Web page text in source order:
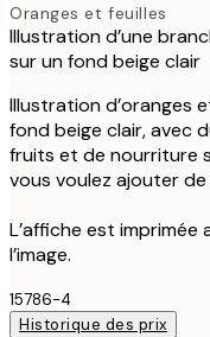
Oranges et feuilles
Illustration d’une
sur un fond beige clair
Illustration d’oranges
fond beige clair, avec
fruits et de nourriture
vous voulez ajouter
L’affiche est
l’image.
15786-4
Historique des prix